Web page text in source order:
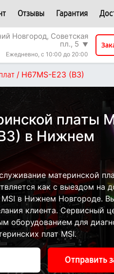
Отзывы Гарантия
Новгород, Советская
пл., 5 ▼
Ежедневно, с 10:00 до 20:00
/ H67MS-E23 (B3)
платы
в Нижнем
материнской
как с выездом на
MSI в Нижнем Новгороде.
клиента. Сервисный
оборудованием для
плат MSI.
Отправить